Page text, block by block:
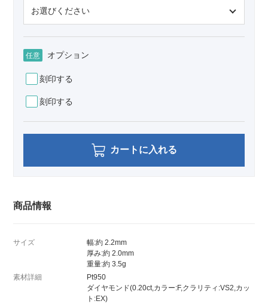
任意 オプション
刻印する
刻印する
カートに入れる
商品情報
サイズ
幅:約 2.2mm
厚み:約 2.0mm
重量:約 3.5g
素材詳細
Pt950
ダイヤモンド(0.20ct,カラー:F,クラリティ:VS2,カッ
ト:EX)